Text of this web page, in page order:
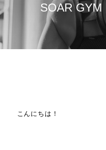
SOAR
こんにちは！